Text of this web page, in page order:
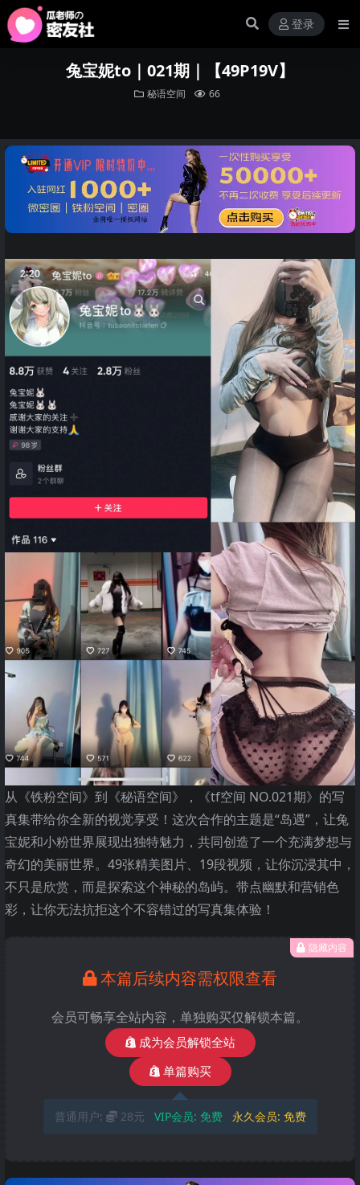
登录
兔宝妮to｜021期｜【49P19V】
秘语空间 66
从《铁粉空间》到《秘语空间》，《tf空间 NO.021期》的写
真集带给你全新的视觉享受！这次合作的主题是“岛遇”，让兔
宝妮和小粉世界展现出独特魅力，共同创造了一个充满梦想与
奇幻的美丽世界。49张精美图片、19段视频，让你沉浸其中，
不只是欣赏，而是探索这个神秘的岛屿。带点幽默和营销色
彩，让你无法抗拒这个不容错过的写真集体验！
隐藏内容
本篇后续内容需权限查看
会员可畅享全站内容，单独购买仅解锁本篇。
成为会员解锁全站
单篇购买
普通用户: 28元 VIP会员: 免费 永久会员: 免费